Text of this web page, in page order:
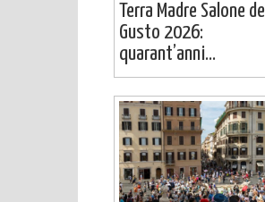
Terra Madre Salone del
Gusto 2026:
quarant’anni...